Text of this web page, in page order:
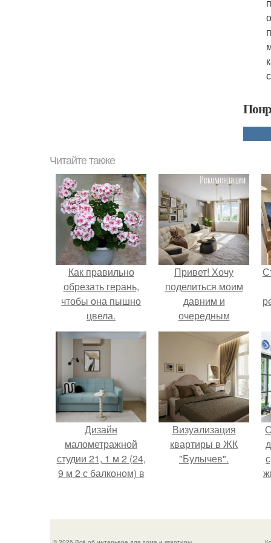
Читайте также
Как правильно
обрезать герань,
чтобы она пышно
цвела.
Привет! Хочу
поделиться моим
давним и
очередным
неопубликованным
проектом.
Дизайн
малометражной
студии 21, 1 м 2 (24,
9 м 2 с балконом) в
Визуализация
квартиры в ЖК
"Булычев".